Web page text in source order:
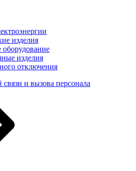
изделия
оборудование
изделия
отключения
и вызова персонала